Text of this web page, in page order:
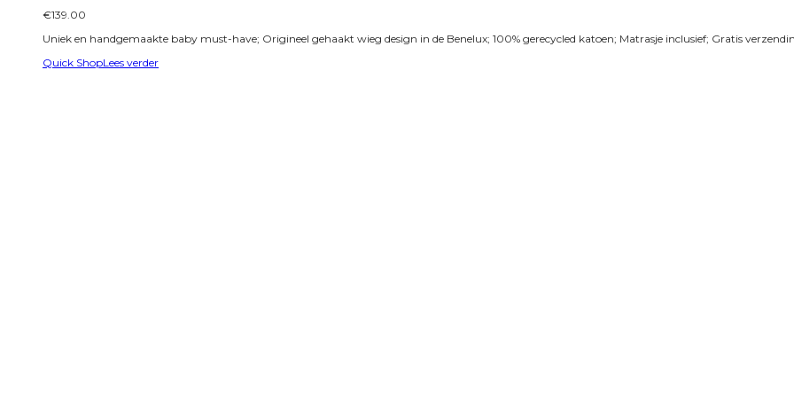
€139.00
Uniek en handgemaakte baby must-have; Origineel gehaakt wieg design in de Benelux; 100% gerecycled katoen; Matrasje inclusief; Gratis
Quick ShopLees verder